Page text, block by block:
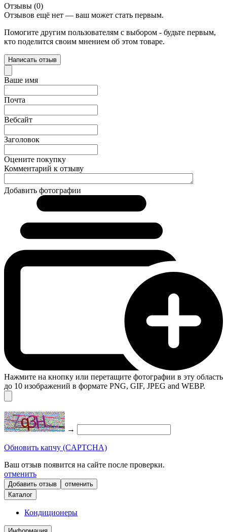
Отзывы (0)
Отзывов ещё нет — ваш может стать первым.
Помогите другим пользователям с выбором - будьте первым,
кто поделится своим мнением об этом товаре.
Написать отзыв
Ваше имя
Почта
Вебсайт
Заголовок
Оцените покупку
Комментарий к отзыву
Добавить фотографии
Нажмите на кнопку или перетащите фотографии в эту область
до 10 изображений в формате PNG, GIF, JPEG and WEBP.
→
Обновить капчу (CAPTCHA)
Ваш отзыв появится на сайте после проверки.
отменить
отменить
Каталог
Кондиционеры